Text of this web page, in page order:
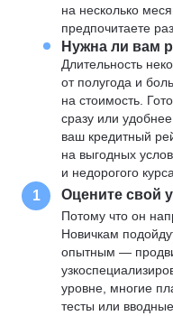
на несколько
предпочитаете
Нужна ли вам
Длительность
от полугода и
на стоимость.
сразу или
ваш кредитный
на выгодных
и недорогого
1 Оцените свой
Потому что он
Новичкам
опытным —
уровне, многие
тесты или